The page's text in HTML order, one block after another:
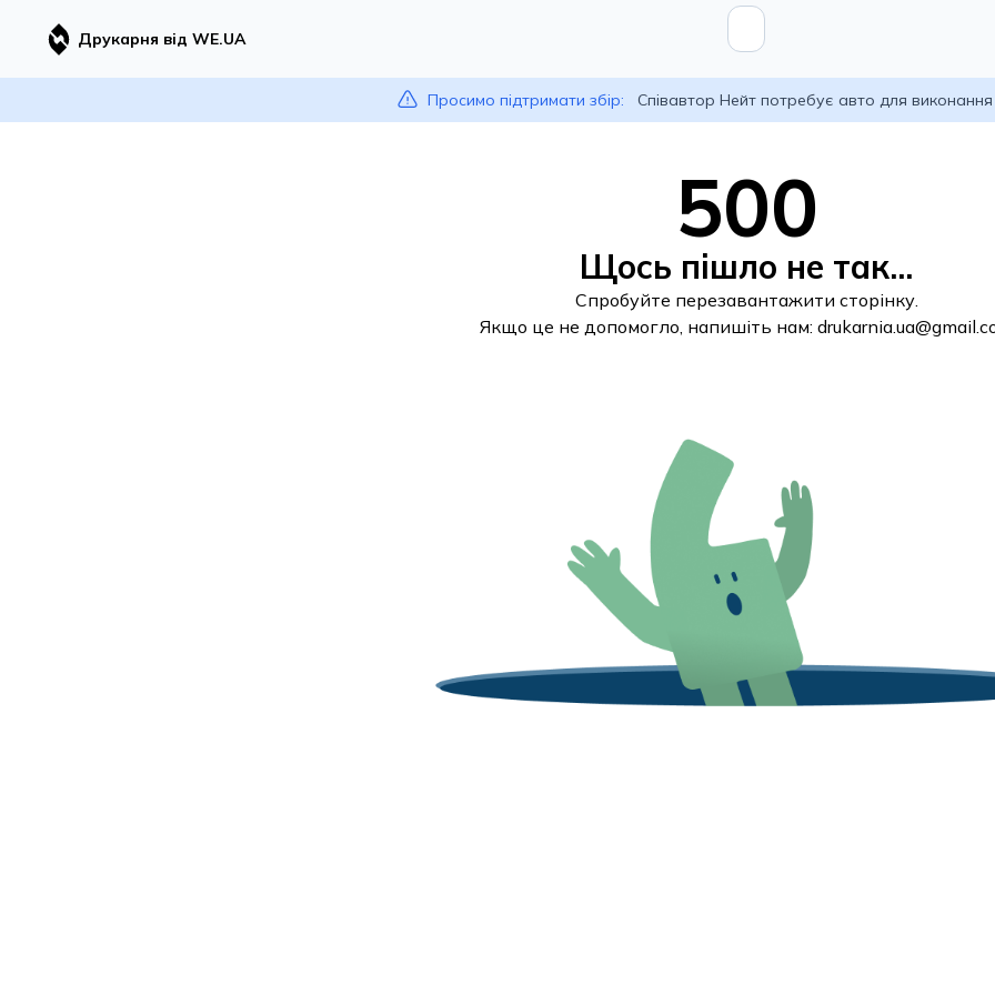
Друкарня від WE.UA
Просимо підтримати збір: Співавтор Нейт потребує авто для
500
Щось пішло не так...
Спробуйте перезавантажити сторінку.
Якщо це не допомогло, напишіть нам: